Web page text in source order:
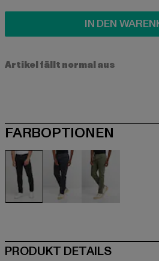
IN DEN
Artikel fällt normal aus
FARBOPTIONEN
PRODUKT DETAILS